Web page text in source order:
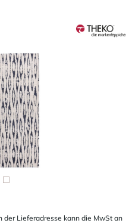
der Lieferadresse kann die MwSt an